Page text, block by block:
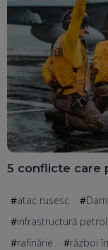
5 conflicte care
atac rusesc
infrastructură
rafinărie
război